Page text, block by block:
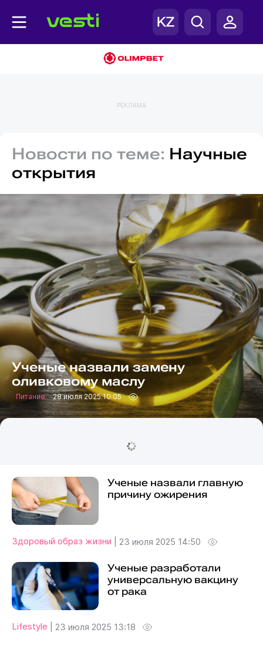
РЕКЛАМА
Новости по теме: Научные
открытия
Ученые назвали замену
оливковому маслу
Питание 28 июля 2025 10:05
Ученые назвали главную
причину ожирения
Здоровый образ жизни 23 июля 2025 14:50
Ученые разработали
универсальную вакцину
от рака
Lifestyle 23 июля 2025 13:18